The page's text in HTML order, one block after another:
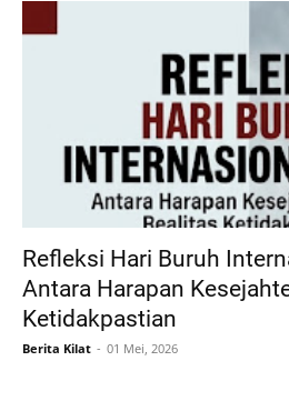
Refleksi Hari Buruh
Antara Harapan
Ketidakpastian
Berita Kilat 01 Mei, 2026